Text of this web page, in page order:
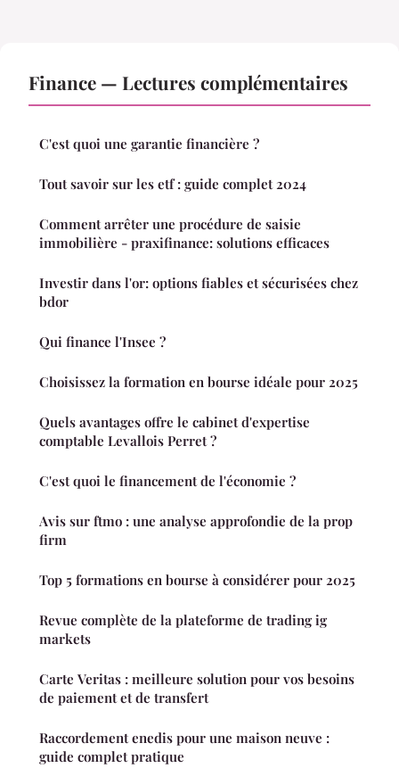
Finance — Lectures complémentaires
C'est quoi une garantie financière ?
Tout savoir sur les etf : guide complet 2024
Comment arrêter une procédure de saisie
immobilière - praxifinance: solutions efficaces
Investir dans l'or: options fiables et sécurisées chez
bdor
Qui finance l'Insee ?
Choisissez la formation en bourse idéale pour 2025
Quels avantages offre le cabinet d'expertise
comptable Levallois Perret ?
C'est quoi le financement de l'économie ?
Avis sur ftmo : une analyse approfondie de la prop
firm
Top 5 formations en bourse à considérer pour 2025
Revue complète de la plateforme de trading ig
markets
Carte Veritas : meilleure solution pour vos besoins
de paiement et de transfert
Raccordement enedis pour une maison neuve :
guide complet pratique